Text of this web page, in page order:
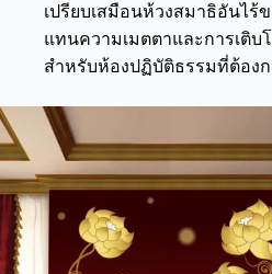
เปรียบเสมือนห้วงสมาธิอันไ
แทนความเมตตาและการเติ
สำหรับห้องปฏิบัติธรรมที่ต้อง